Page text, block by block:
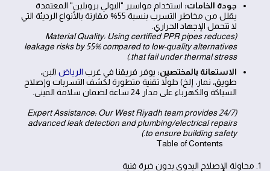
جودة الخامات: استخدام مواسير "البولي بروبلين" المعتمدة
يقلل من مخاطر التسرب بنسبة 55% مقارنة بالأنواع الرديئة التي
لا تتحمل الإجهاد الحراري.
(Material Quality: Using certified PPR pipes reduces
leakage risks by 55% compared to low-quality alternatives
that fail under thermal stress.)
الاستعانة بالمختصين: يوفر فريقنا في غرب الرياض (لبن،
طويق، نمار، إلخ) حلولاً تقنية متطورة لكشف التسربات وإصلاح
السباكة والكهرباء على مدار 24 ساعة لضمان سلامة المبنى.
(Expert Assistance: Our West Riyadh team provides 24/7
advanced leak detection and plumbing/electrical repairs
to ensure building safety.)
1. محاولة الإصلاح اليدوي بدون خبرة فنية